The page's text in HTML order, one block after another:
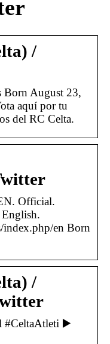
/
Born August 23,
aquí por tu
del RC Celta.
Official.
index.php/en Born
/
#CeltaAtleti ▶️